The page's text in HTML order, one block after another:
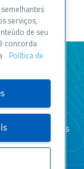
todos os
serviços,
de seu
concorda
Política de